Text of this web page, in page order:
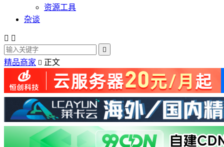
资源工具
杂谈
 

精品商家  正文